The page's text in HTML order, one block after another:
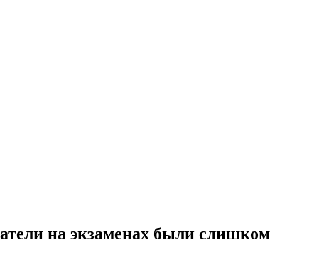
на экзаменах были слишком